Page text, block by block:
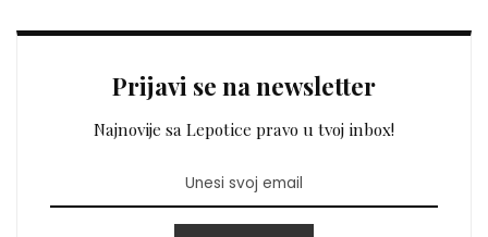
Prijavi se na newsletter
Najnovije sa Lepotice pravo u tvoj inbox!